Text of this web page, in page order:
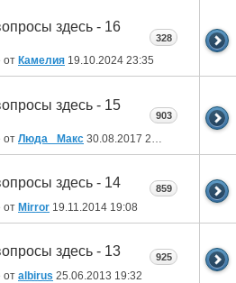
здесь - 16
от Камелия 19.10.2024 23:35
328
здесь - 15
от Люда _Макс 30.08.2017 20:08
903
здесь - 14
от Mirror 19.11.2014 19:08
859
здесь - 13
от albirus 25.06.2013 19:32
925